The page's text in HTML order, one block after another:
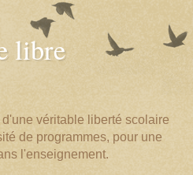
libre
véritable liberté scolaire
de programmes, pour une
l'enseignement.